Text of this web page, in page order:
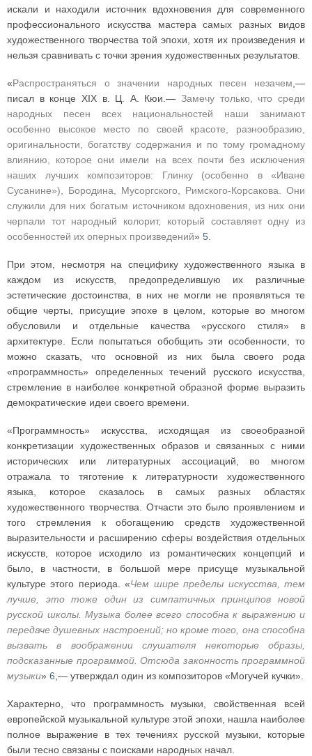
искали и находили источник вдохновения для современного
профессионального искусства мастера самых разных видов
художественного творчества той эпохи, хотя их произведения и
нельзя сравнивать с точки зрения художественных результатов.
«Распространяться о значении народных песен незачем ,—
писал в конце XIX в. Ц. А. Кюи.—Замечу только, что среди
народных песен всех национальностей наши занимают
особенно высокое место по своей красоте, разнообразию,
оригинальности, богатству содержания и по тому громадному
влиянию, которое они имели на всех почти без исключения
наших лучших композиторов: Глинку (особенно в «Иване
Сусанине»), Бородина, Мусоргского, Римского-Корсакова. Они
служили для них богатым источником вдохновения, из них они
черпали тот народный колорит, который составляет одну из
особенностей их оперных произведений» 5
При этом, несмотря на специфику художественного языка в
каждом из искусств, предопределившую их различные
эстетические достоинства, в них не могли не проявляться те
общие черты, присущие эпохе в целом, которые во многом
обусловили и отдельные качества «русского стиля» в
архитектуре. Если попытаться обобщить эти особенности, то
можно сказать, что основной из них была своего рода
«программность» определенных течений русского искусства,
стремление в наиболее конкретной образной форме выразить
демократические идеи своего времени.
«Программность» искусства, исходящая из своеобразной
конкретизации художественных образов и связанных с ними
исторических или литературных ассоциаций, во многом
отражала то тяготение к литературности художественного
языка, которое сказалось в самых разных областях
художественного творчества. Отчасти это было проявлением и
того стремления к обогащению средств художественной
выразительности и расширению сферы воздействия отдельных
искусств, которое исходило из романтических концепций и
было, в частности, в большой мере присуще музыкальной
культуре этого периода. «Чем шире пределы искусства, тем
лучше, это тоже один из симпатичных принципов новой
русской школы. Музыка более всего способна к выражению и
передаче душевных настроений; но кроме того, она способна
вызвать в воображении слушателя некоторые образы,
подсказанные программой. Отсюда законность программной
музыки» 6 ,— утверждал один из композиторов «Могучей кучки».
Характерно, что программность музыки, свойственная всей
европейской музыкальной культуре этой эпохи, нашла наиболее
полное выражение в тех течениях русской музыки, которые
были тесно связаны с поисками народных начал.